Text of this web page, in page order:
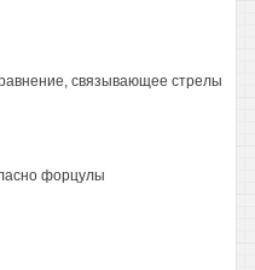
связывающее стрелы
форцулы